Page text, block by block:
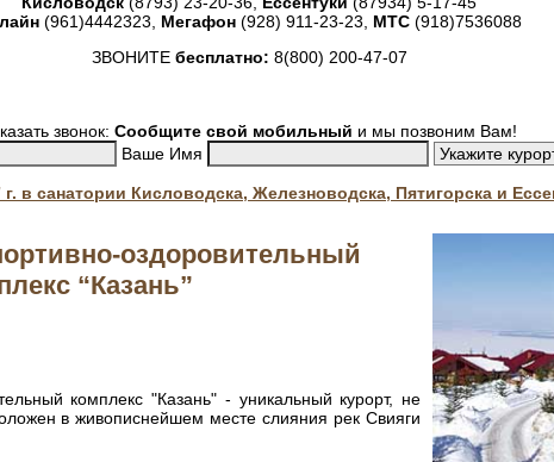
(961)4442323, Мегафон (928) 911-23-23, МТС (918)7536088
ЗВОНИТЕ бесплатно: 8(800) 200-47-07
звонок: Сообщите свой мобильный и мы позвоним Вам!
Ваше Имя
в санатории Кисловодска, Железноводска, Пятигорска и
оздоровительный
“Казань”
комплекс "Казань" - уникальный курорт, не
в живописнейшем месте слияния рек Свияги